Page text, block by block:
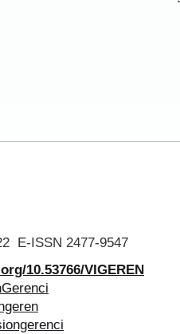
E-ISSN 2477-9547
10.53766/VIGEREN